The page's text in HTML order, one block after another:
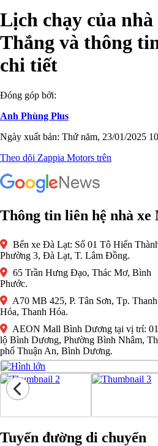
Lịch chạy của
Thắng và thông
chi tiết
Đóng góp bởi:
Anh Phùng Plus
Ngày xuất bản: Thứ năm, 23/01/2025
Theo dõi Zappia Motors trên
Thông tin liên hệ nhà xe
Bến xe Đà Lạt: Số 01 Tô Hiến
Phường 3, Đà Lạt, T. Lâm Đồng.
65 Trần Hưng Đạo, Thác Mơ, Bình
Phước.
A70 MB 425, P. Tân Sơn, Tp. Thanh
Hóa, Thanh Hóa.
AEON Mall Bình Dương tại vị trí:
lộ Bình Dương, Phường Bình Nhâm,
phố Thuận An, Bình Dương.
Tuyến đường di chuyển